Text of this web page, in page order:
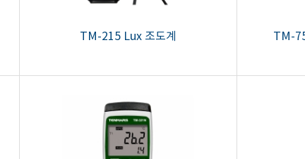
TM-215 Lux 조도계 TM-